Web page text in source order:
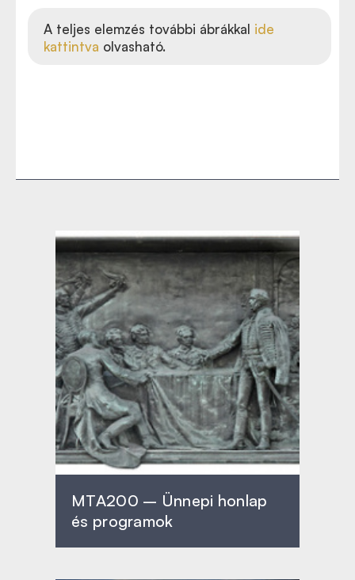
A teljes elemzés további ábrákkal ide
kattintva olvasható.
MTA200 – Ünnepi honlap
és programok